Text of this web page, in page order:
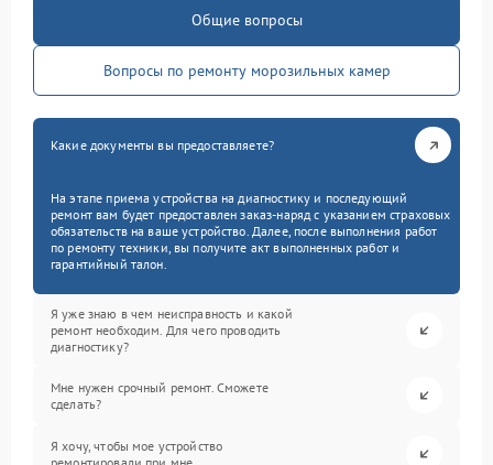
Общие вопросы
Вопросы по ремонту морозильных камер
Какие документы вы предоставляете?
На этапе приема устройства на диагностику и последующий
ремонт вам будет предоставлен заказ-наряд с указанием страховых
обязательств на ваше устройство. Далее, после выполнения работ
по ремонту техники, вы получите акт выполненных работ и
гарантийный талон.
Я уже знаю в чем неисправность и какой
ремонт необходим. Для чего проводить
диагностику?
Мне нужен срочный ремонт. Сможете
сделать?
Я хочу, чтобы мое устройство
ремонтировали при мне.